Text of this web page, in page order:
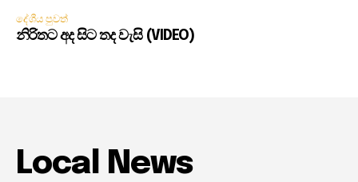
දේශීය පුවත්
නිරිතට අද සිට තද වැසි (VIDEO)
Local News